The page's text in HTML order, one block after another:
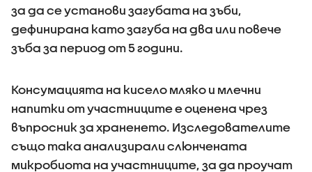
за да се установи загубата на зъби,
дефинирана като загуба на два или повече
зъба за период от 5 години.
Консумацията на кисело мляко и млечни
напитки от участниците е оценена чрез
въпросник за храненето. Изследователите
също така анализирали слюнчената
микробиота на участниците, за да проучат